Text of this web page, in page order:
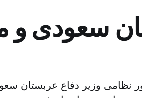
سعودی و
نظامی وزیر دفاع عربستان